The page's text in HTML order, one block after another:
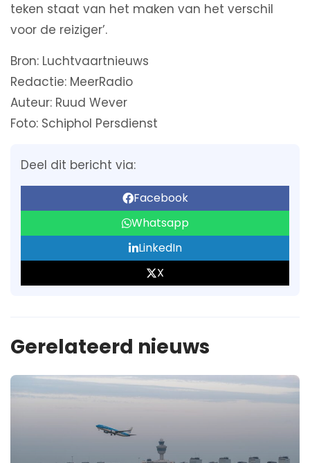
teken staat van het maken van het verschil
voor de reiziger’.
Bron: Luchtvaartnieuws
Redactie: MeerRadio
Auteur: Ruud Wever
Foto: Schiphol Persdienst
Deel dit bericht via:
Facebook
Whatsapp
LinkedIn
X
Gerelateerd nieuws